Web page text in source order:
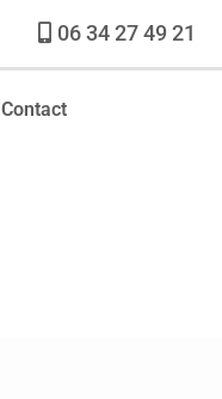
06 34 27 49 21
Contact